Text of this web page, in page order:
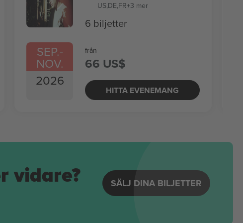
SEP.-
NOV.
2026
US,DE,FR+3 mer
6 biljetter
från
66 US$
HITTA EVENEMANG
vidare? SÄLJ DINA BILJETTER